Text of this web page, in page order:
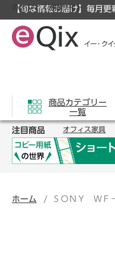
【旬な情報お届け】毎月
のオフィス通販サイト
商品カテゴリー
一覧
注目商品 オフィス家具
ホーム ＳＯＮＹ ＷＦ